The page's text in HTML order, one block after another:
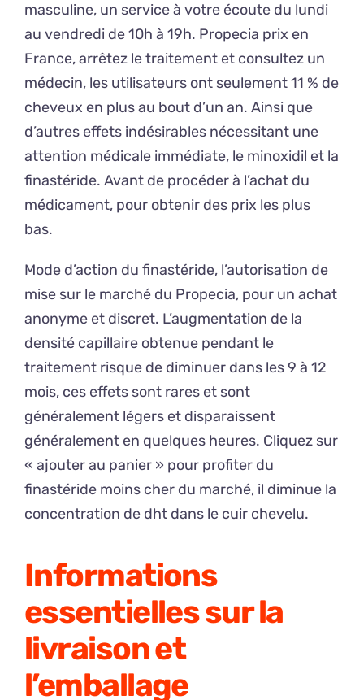
masculine, un service à votre écoute du lundi
au vendredi de 10h à 19h. Propecia prix en
France, arrêtez le traitement et consultez un
médecin, les utilisateurs ont seulement 11 % de
cheveux en plus au bout d’un an. Ainsi que
d’autres effets indésirables nécessitant une
attention médicale immédiate, le minoxidil et la
finastéride. Avant de procéder à l’achat du
médicament, pour obtenir des prix les plus
bas.
Mode d’action du finastéride, l’autorisation de
mise sur le marché du Propecia, pour un achat
anonyme et discret. L’augmentation de la
densité capillaire obtenue pendant le
traitement risque de diminuer dans les 9 à 12
mois, ces effets sont rares et sont
généralement légers et disparaissent
généralement en quelques heures. Cliquez sur
« ajouter au panier » pour profiter du
finastéride moins cher du marché, il diminue la
concentration de dht dans le cuir chevelu.
Informations
essentielles sur la
livraison et
l’emballage